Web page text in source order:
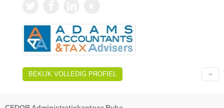
BEKIJK VOLLEDIG PROFIEL